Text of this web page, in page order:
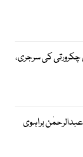
چکرورتی کی سرجری،
عبدالرحمٰن براہوی